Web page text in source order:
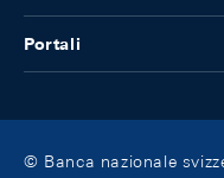
Portali
© Banca nazionale